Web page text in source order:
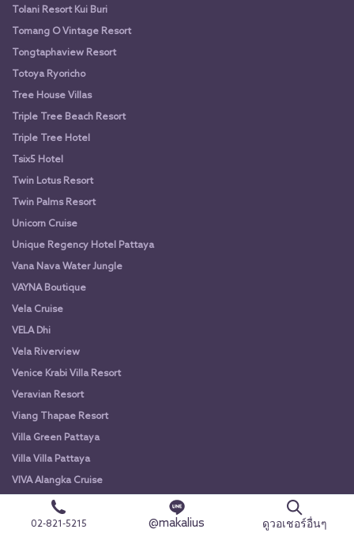
Tolani Resort Kui Buri
Tomang O Vintage Resort
Tongtaphaview Resort
Totoya Ryoricho
Tree House Villas
Triple Tree Beach Resort
Triple Tree Hotel
Tsix5 Hotel
Twin Lotus Resort
Twin Palms Resort
Unicorn Cruise
Unique Regency Hotel Pattaya
Vana Nava Water Jungle
VAYNA Boutique
Vela Cruise
VELA Dhi
Vela Riverview
Venice Krabi Villa Resort
Veravian Resort
Viang Thapae Resort
Villa Green Pattaya
Villa Villa Pattaya
VIVA Alangka Cruise
VIVA Alangka Cruise
Vorona Resort
02-821-5215 @makalius ดูวอเชอร์อื่นๆ